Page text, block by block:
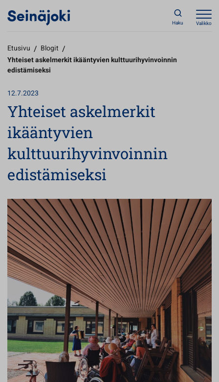
Haku Valikko
Etusivu / Blogit /
Yhteiset askelmerkit ikääntyvien kulttuurihyvinvoinnin
edistämiseksi
12.7.2023
Yhteiset askelmerkit
ikääntyvien
kulttuurihyvinvoinnin
edistämiseksi